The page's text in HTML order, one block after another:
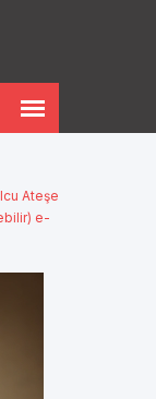
Ateşe
e-